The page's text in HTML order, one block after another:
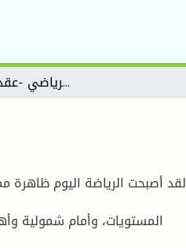
عقد االحتراف الرياضي -عقد اللاعب أنموذجا-
لقد أصبحت الرياضة اليوم ظاهرة
المستويات، وأمام شمولية